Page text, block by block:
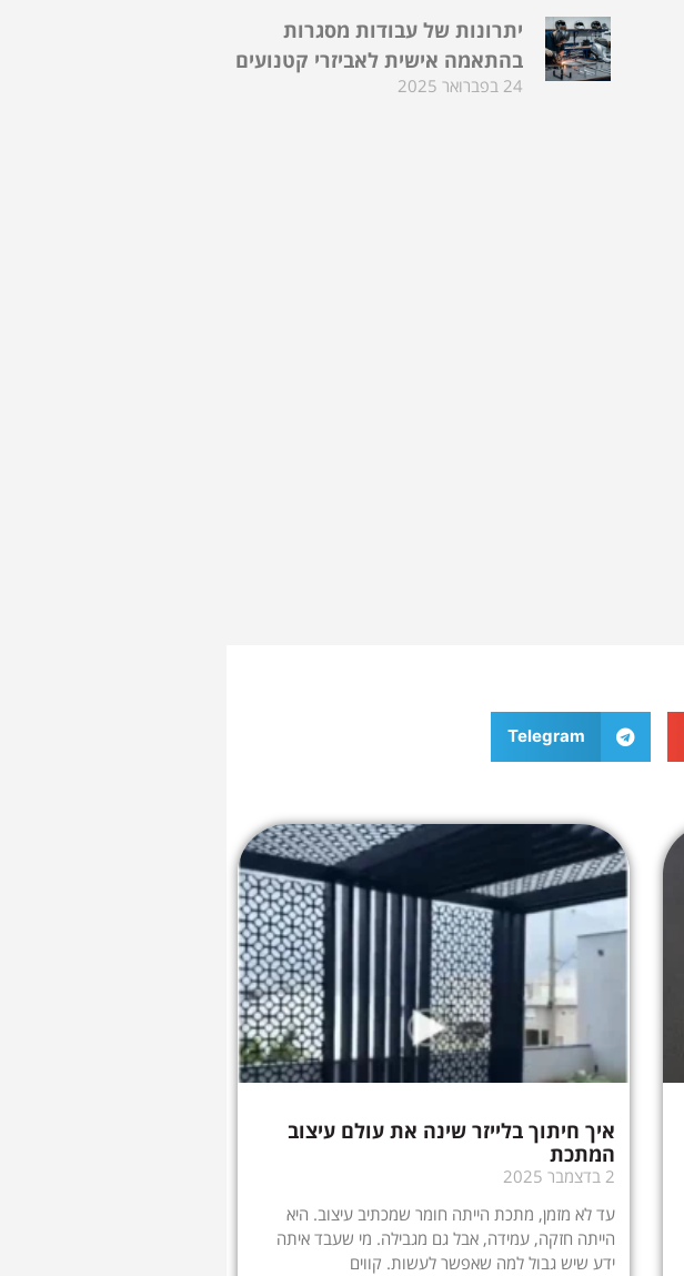
יתרונות של עבודות מסגרות
בהתאמה אישית לאביזרי קטנועים
24 בפברואר 2025
Telegram
איך חיתוך בלייזר שינה את עולם עיצוב
המתכת
2 בדצמבר 2025
עד לא מזמן, מתכת הייתה חומר שמכתיב עיצוב. היא
הייתה חזקה, עמידה, אבל גם מגבילה. מי שעבד איתה
ידע שיש גבול למה שאפשר לעשות. קווים